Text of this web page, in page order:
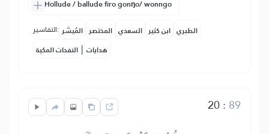
Hollude / ballude firo gonŋo/ wonngo
التفاسير: المُيسَّر المختصر السعدي ابن كثير الطبري
النفحات المكية | هدايات
20: 89